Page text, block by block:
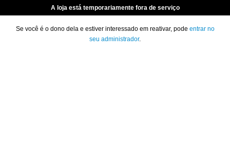
A loja está temporariamente fora de serviço
Se você é o dono dela e estiver interessado em reativar, pode entrar no
seu administrador.